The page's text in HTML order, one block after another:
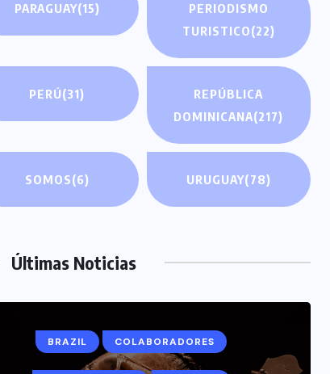
PARAGUAY(15)
PERIODISMO
TURISTICO(22)
PERÚ(31)
REPÚBLICA
DOMINICANA(217)
SOMOS(6) URUGUAY(78)
Últimas Noticias
BRAZIL COLABORADORES